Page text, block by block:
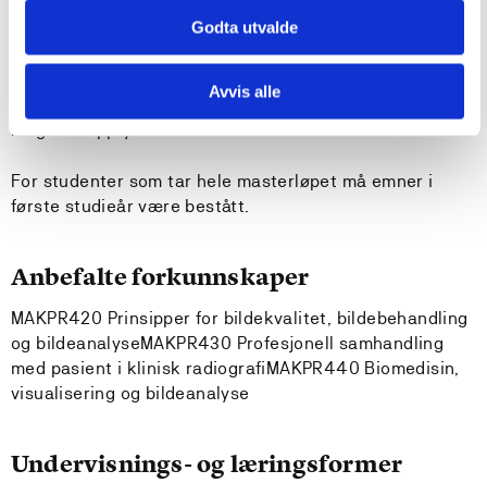
Godta utvalde
Avvis alle
Krav til forkunnskaper
Det er mulig å søke opptak til emnet som enkeltemne
for andre som ikke er tatt opp på studieretningen så
lenge de oppfyller søknadskriteriene for masterstudiet.
For studenter som tar hele masterløpet må emner i
første studieår være bestått.
Anbefalte forkunnskaper
MAKPR420 Prinsipper for bildekvalitet, bildebehandling
og bildeanalyseMAKPR430 Profesjonell samhandling
med pasient i klinisk radiografiMAKPR440 Biomedisin,
visualisering og bildeanalyse
Undervisnings- og læringsformer